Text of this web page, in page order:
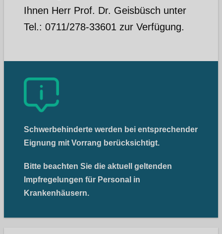
Ihnen Herr Prof. Dr. Geisbüsch unter
Tel.: 0711/278-33601 zur Verfügung.
Schwerbehinderte werden bei entsprechender
Eignung mit Vorrang berücksichtigt.
Bitte beachten Sie die aktuell geltenden
Impfregelungen für Personal in
Krankenhäusern.